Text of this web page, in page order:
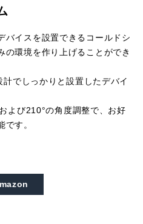
バイスを設置できるコールドシ
の環境を作り上げることができ
でしっかりと設置したデバイ
よび210°の角度調整で、お好
す。